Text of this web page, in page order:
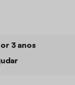
3 anos